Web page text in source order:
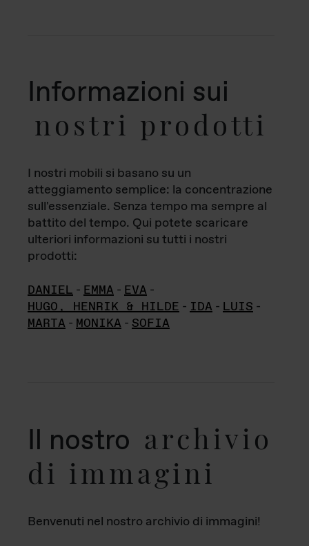
Informazioni sui
nostri prodotti
I nostri mobili si basano su un
atteggiamento semplice: la concentrazione
sull'essenziale. Senza tempo ma sempre al
battito del tempo. Qui potete scaricare
ulteriori informazioni su tutti i nostri
prodotti:
DANIEL - EMMA - EVA -
HUGO, HENRIK & HILDE - IDA - LUIS -
MARTA - MONIKA - SOFIA
Il nostro archivio
di immagini
Benvenuti nel nostro archivio di immagini!